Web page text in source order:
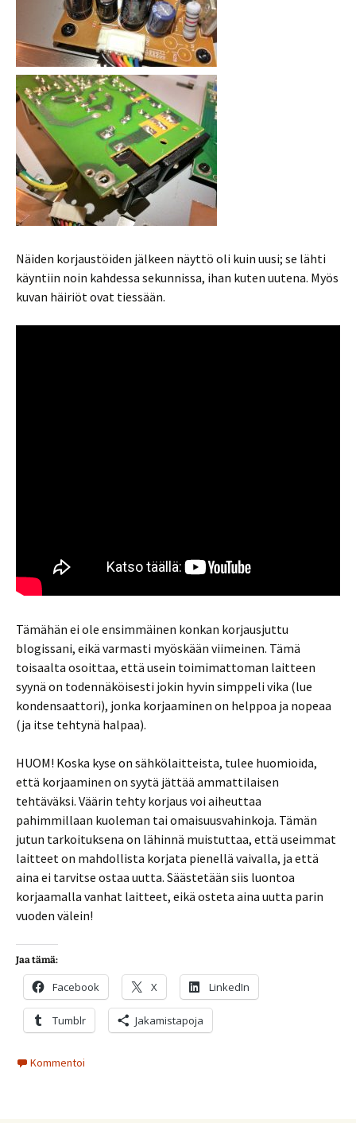
Näiden korjaustöiden jälkeen näyttö oli kuin uusi; se lähti
käyntiin noin kahdessa sekunnissa, ihan kuten uutena. Myös
kuvan häiriöt ovat tiessään.
Tämähän ei ole ensimmäinen konkan korjausjuttu
blogissani, eikä varmasti myöskään viimeinen. Tämä
toisaalta osoittaa, että usein toimimattoman laitteen
syynä on todennäköisesti jokin hyvin simppeli vika (lue
kondensaattori), jonka korjaaminen on helppoa ja nopeaa
(ja itse tehtynä halpaa).
HUOM! Koska kyse on sähkölaitteista, tulee huomioida,
että korjaaminen on syytä jättää ammattilaisen
tehtäväksi. Väärin tehty korjaus voi aiheuttaa
pahimmillaan kuoleman tai omaisuusvahinkoja. Tämän
jutun tarkoituksena on lähinnä muistuttaa, että useimmat
laitteet on mahdollista korjata pienellä vaivalla, ja että
aina ei tarvitse ostaa uutta. Säästetään siis luontoa
korjaamalla vanhat laitteet, eikä osteta aina uutta parin
vuoden välein!
Jaa tämä:
Facebook X LinkedIn
Tumblr Jakamistapoja
Kommentoi